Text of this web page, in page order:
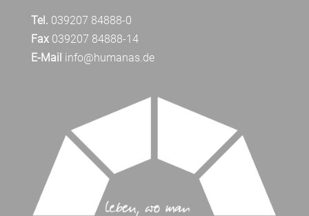
Tel. 039207 84888-0
Fax039207 84888-14
E-Mail info@humanas.de